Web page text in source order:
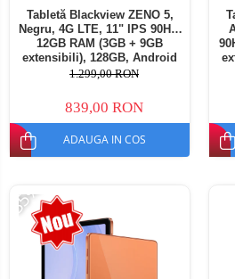
Tabletă Blackview ZENO 5,
Negru, 4G LTE, 11" IPS 90Hz,
12GB RAM (3GB + 9GB
extensibili), 128GB, Android
16, Unisoc T7250, 8300mAh,
SIM
1.299,00 RON
839,00 RON
ADAUGA IN COS
-35%